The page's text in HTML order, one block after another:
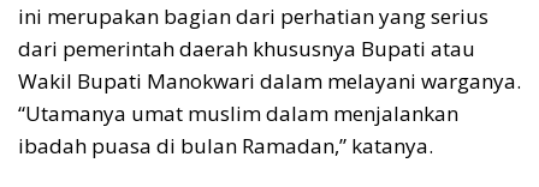
ini merupakan bagian dari perhatian yang serius
dari pemerintah daerah khususnya Bupati atau
Wakil Bupati Manokwari dalam melayani warganya.
“Utamanya umat muslim dalam menjalankan
ibadah puasa di bulan Ramadan,” katanya.